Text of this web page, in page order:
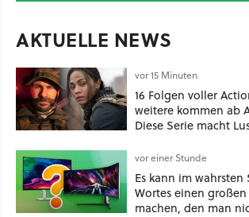
AKTUELLE NEWS
vor 15 Minuten
16 Folgen voller
weitere kommen ab
Diese Serie macht
vor einer Stunde
Es kann im wahrsten
Wortes einen
machen, den man